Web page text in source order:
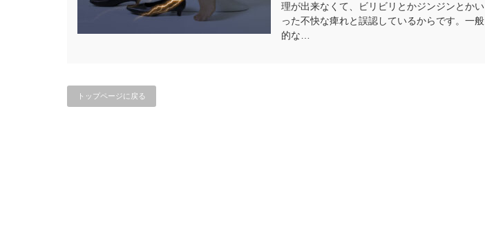
理が出来なくて、ビリビリとかジンジンとかい
った不快な痺れと誤認しているからです。一般
的な…
トップページに戻る